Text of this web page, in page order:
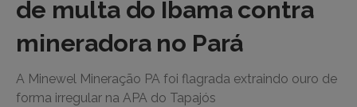
de multa do Ibama contra
mineradora no Pará
A Minewel Mineração PA foi flagrada extraindo ouro de
forma irregular na APA do Tapajós